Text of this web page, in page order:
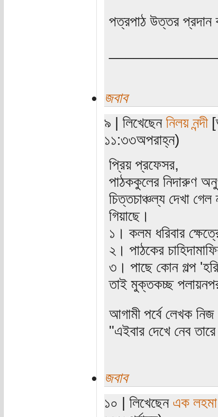
পত্রপাঠ উত্তর প্রদান
জবাব
৯ | লিখেছেন নিলয় নন্দী
১১:৩৩অপরাহ্ন)
প্রিয় প্রফেসর,
পাঠককুলের নিদারুণ
চিত্তচাঞ্চল্য দেখা
গিয়াছে।
১। কলম ধরিবার
২। পাঠকের
৩। পাছে কোন গল্প
তাই মুক্তকচ্ছ
আগামী পর্বে লেখক
"এইবার দেখে নেব
জবাব
১০ | লিখেছেন এক লহমা